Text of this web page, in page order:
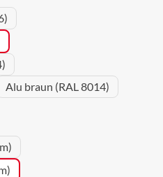
Alu braun (RAL 8014)